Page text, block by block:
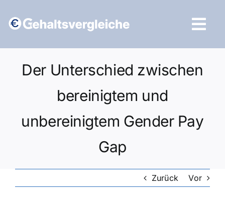
Inhalt
Der Unterschied zwischen
bereinigtem und
unbereinigtem Gender Pay
Gap
Zurück Vor